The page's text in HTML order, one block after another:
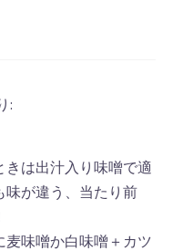
:
は出汁入り味噌で適
味が違う、当たり前
味噌か白味噌＋カツ